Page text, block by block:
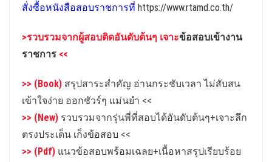
สั่งซื้อหนังสือสอบราชการที่ https://www.rtamd.co.th/
>รวบรวมจากผู้สอบติดอันดับต้นๆ เจาะข้อสอบเข้างาน
ราชการ <<
>> (Book) สรุปสาระสำคัญ อ่านกระชับเวลา ไม่สับสน
เข้าใจง่าย ออกชัวร์ๆ แม่นยำ <<
>> (New) รวบรวมจากรุ่นพี่ที่สอบได้อันดับต้นๆ+เจาะลึก
ตรงประเด็น เก็งข้อสอบ <<
>> (Pdf) แนวข้อสอบพร้อมเฉลย+เนื้อหาสรุปเรียบร้อย